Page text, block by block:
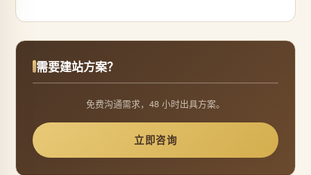
需要建站方案？
免费沟通需求，48 小时出具方案。
立即咨询